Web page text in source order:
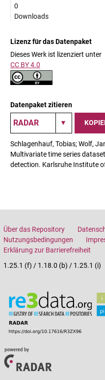
0
Downloads
Lizenz für das Datenpaket
Dieses Werk ist lizenziert unter
CC BY 4.0
Datenpaket zitieren
Schlagenhauf, Tobias; Wolf,
Multivariate time series
detection. Karlsruhe Institute
Über das Repository
Nutzungsbedingungen
Erklärung zur Barrierefreiheit
1.25.1 (f) / 1.18.0 (b) / 1.25.1 (i)